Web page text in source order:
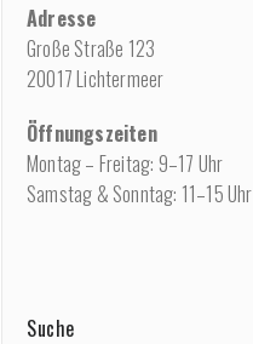
Adresse
Große Straße 123
20017 Lichtermeer
Öffnungszeiten
Montag – Freitag: 9–17 Uhr
Samstag & Sonntag: 11–15 Uhr
Suche